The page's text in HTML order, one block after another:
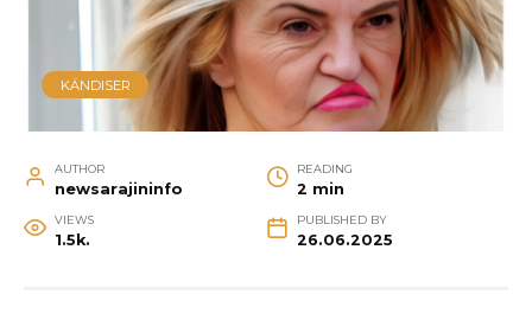
KÄNDISER
AUTHOR
newsarajininfo
READING
2 min
VIEWS
1.5k.
PUBLISHED BY
26.06.2025